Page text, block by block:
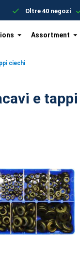
Oltre 40 negozi
Assortment
ciechi